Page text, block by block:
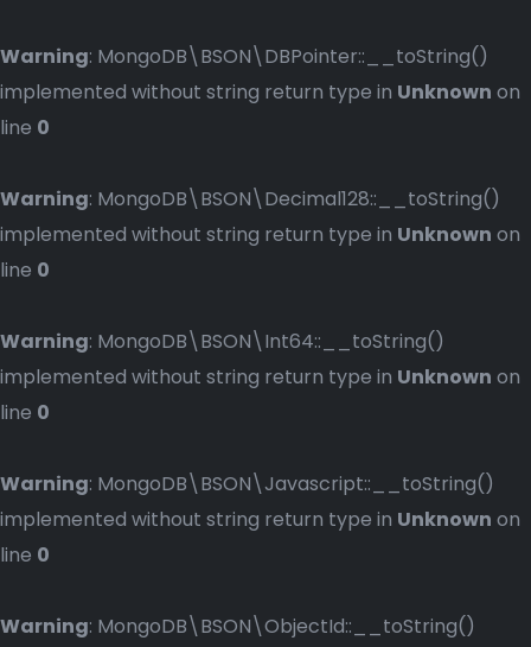
Warning: MongoDB\BSON\DBPointer::__toString()
implemented without string return type in Unknown on
line 0
Warning: MongoDB\BSON\Decimal128::__toString()
implemented without string return type in Unknown on
line 0
Warning: MongoDB\BSON\Int64::__toString()
implemented without string return type in Unknown on
line 0
Warning: MongoDB\BSON\Javascript::__toString()
implemented without string return type in Unknown on
line 0
Warning: MongoDB\BSON\ObjectId::__toString()